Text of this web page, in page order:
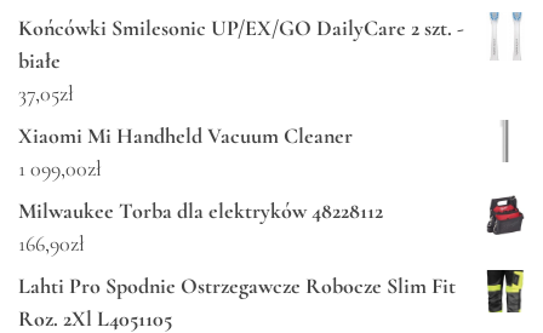
Końcówki Smilesonic UP/EX/GO DailyCare 2 szt. -
białe
37,05zł
Xiaomi Mi Handheld Vacuum Cleaner
1 099,00zł
Milwaukee Torba dla elektryków 48228112
166,90zł
Lahti Pro Spodnie Ostrzegawcze Robocze Slim Fit
Roz. 2Xl L4051105